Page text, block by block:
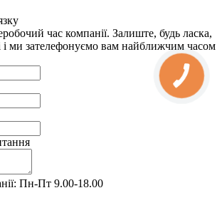
час компанії. Залиште, будь ласка,
і ми зателефонуємо вам найближчим часом
Пн-Пт 9.00-18.00